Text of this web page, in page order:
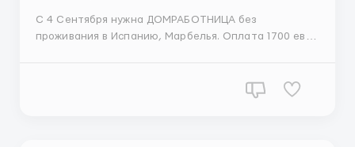
С 4 Сентября нужна ДОМРАБОТНИЦА без
проживания в Испанию, Марбелья. Оплата 1700 евро
стирка, глажка, готовка (любить и уметь готовить).